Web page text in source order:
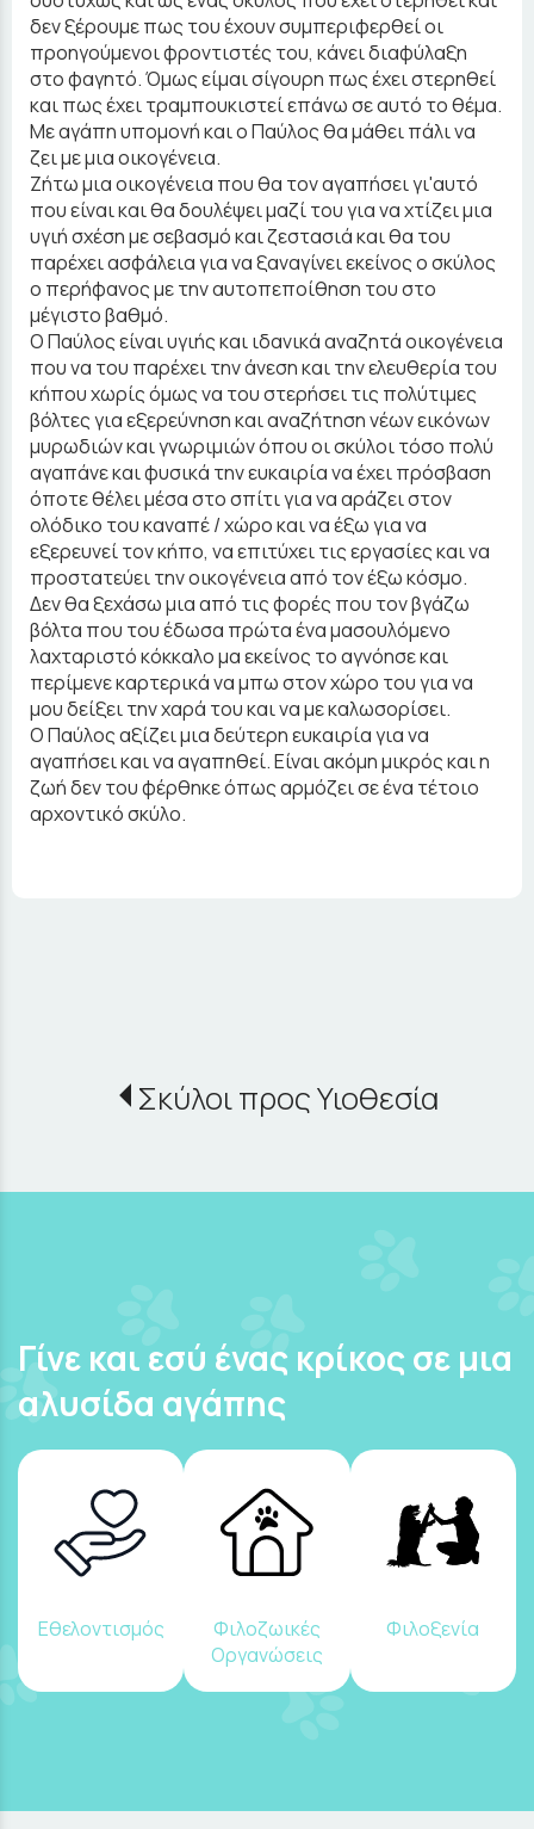
δεν ξέρουμε πως του έχουν συμπεριφερθεί οι
προηγούμενοι φροντιστές του, κάνει διαφύλαξη
στο φαγητό. Όμως είμαι σίγουρη πως έχει στερηθεί
και πως έχει τραμπουκιστεί επάνω σε αυτό το θέμα.
Με αγάπη υπομονή και ο Παύλος θα μάθει πάλι να
ζει με μια οικογένεια.
Ζήτω μια οικογένεια που θα τον αγαπήσει γι'αυτό
που είναι και θα δουλέψει μαζί του για να χτίζει μια
υγιή σχέση με σεβασμό και ζεστασιά και θα του
παρέχει ασφάλεια για να ξαναγίνει εκείνος ο σκύλος
ο περήφανος με την αυτοπεποίθηση του στο
μέγιστο βαθμό.
Ο Παύλος είναι υγιής και ιδανικά αναζητά οικογένεια
που να του παρέχει την άνεση και την ελευθερία του
κήπου χωρίς όμως να του στερήσει τις πολύτιμες
βόλτες για εξερεύνηση και αναζήτηση νέων εικόνων
μυρωδιών και γνωριμιών όπου οι σκύλοι τόσο πολύ
αγαπάνε και φυσικά την ευκαιρία να έχει πρόσβαση
όποτε θέλει μέσα στο σπίτι για να αράζει στον
ολόδικο του καναπέ / χώρο και να έξω για να
εξερευνεί τον κήπο, να επιτύχει τις εργασίες και να
προστατεύει την οικογένεια από τον έξω κόσμο.
Δεν θα ξεχάσω μια από τις φορές που τον βγάζω
βόλτα που του έδωσα πρώτα ένα μασουλόμενο
λαχταριστό κόκκαλο μα εκείνος το αγνόησε και
περίμενε καρτερικά να μπω στον χώρο του για να
μου δείξει την χαρά του και να με καλωσορίσει.
Ο Παύλος αξίζει μια δεύτερη ευκαιρία για να
αγαπήσει και να αγαπηθεί. Είναι ακόμη μικρός και η
ζωή δεν του φέρθηκε όπως αρμόζει σε ένα τέτοιο
αρχοντικό σκύλο.
Σκύλοι προς Υιοθεσία
Γίνε και εσύ ένας κρίκος σε μια
αλυσίδα αγάπης
Εθελοντισμός
Φιλοζωικές
Οργανώσεις
Φιλοξενία